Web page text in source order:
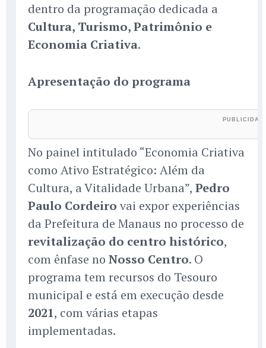
dentro da programação dedicada a
Cultura, Turismo, Patrimônio e
Economia Criativa.
Apresentação do programa
No painel intitulado “Economia Criativa
como Ativo Estratégico: Além da
Cultura, a Vitalidade Urbana”, Pedro
Paulo Cordeiro vai expor experiências
da Prefeitura de Manaus no processo de
revitalização do centro histórico,
com ênfase no Nosso Centro. O
programa tem recursos do Tesouro
municipal e está em execução desde
2021, com várias etapas
implementadas.